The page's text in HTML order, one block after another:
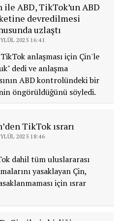
ile ABD, TikTok’un ABD
devredilmesi
uzlaştı
2025 16:41
anlaşması için Çin'le
dedi ve anlaşma
ABD kontrolündeki bir
öngörüldüğünü söyledi.
TikTok ısrarı
2025 18:46
dahil tüm uluslararası
yasaklayan Çin,
için ısrar